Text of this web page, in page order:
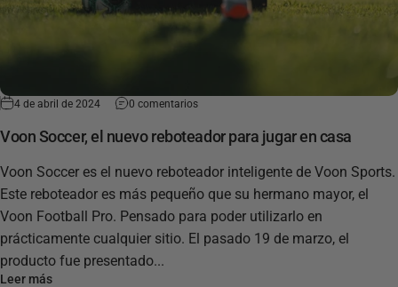
4 de abril de 2024 0 comentarios
Voon Soccer, el nuevo reboteador para jugar en casa
Voon Soccer es el nuevo reboteador inteligente de Voon Sports.
Este reboteador es más pequeño que su hermano mayor, el
Voon Football Pro. Pensado para poder utilizarlo en
prácticamente cualquier sitio. El pasado 19 de marzo, el
producto fue presentado...
Leer más